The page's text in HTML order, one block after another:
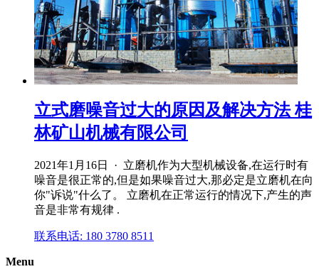
立式磨噪音过大的原因及解决方法 桂
林矿山机械有限公司
2021年1月16日 · 立磨机作为大型机械设备,在运行时有
噪音是很正常的,但是如果噪音过大,那必定是立磨机在向
你"诉说"什么了。 立磨机在正常运行的情况下,产生的声
音是非常有规律 .
联系电话: 180 3780 8511
Menu